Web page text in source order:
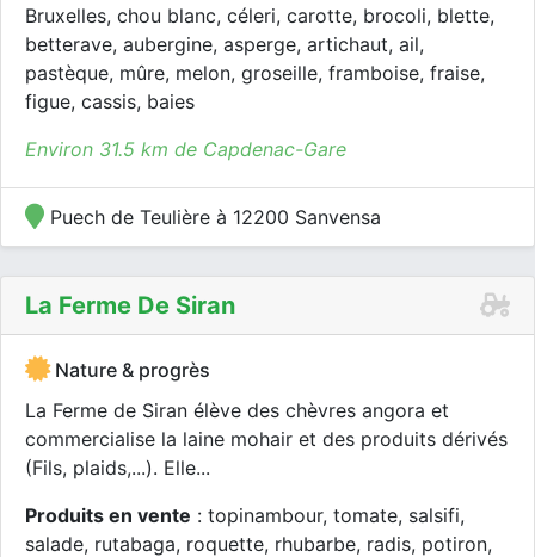
Bruxelles, chou blanc, céleri, carotte, brocoli, blette,
betterave, aubergine, asperge, artichaut, ail,
pastèque, mûre, melon, groseille, framboise, fraise,
figue, cassis, baies
Environ 31.5 km de Capdenac-Gare
Puech de Teulière à 12200 Sanvensa
La Ferme De Siran
Nature & progrès
La Ferme de Siran élève des chèvres angora et
commercialise la laine mohair et des produits dérivés
(Fils, plaids,...). Elle...
Produits en vente : topinambour, tomate, salsifi,
salade, rutabaga, roquette, rhubarbe, radis, potiron,